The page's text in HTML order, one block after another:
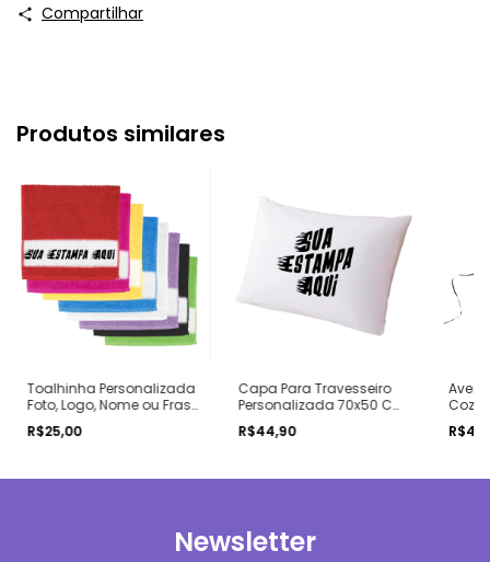
Compartilhar
Produtos similares
Toalhinha Personalizada
Foto, Logo, Nome ou Frase
Diversas Cores
R$25,00
Capa Para Travesseiro
Personalizada 70x50 Cm
Ref 820100
R$44,90
Newsletter